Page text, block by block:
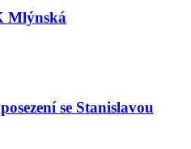
Mlýnská
se Stanislavou